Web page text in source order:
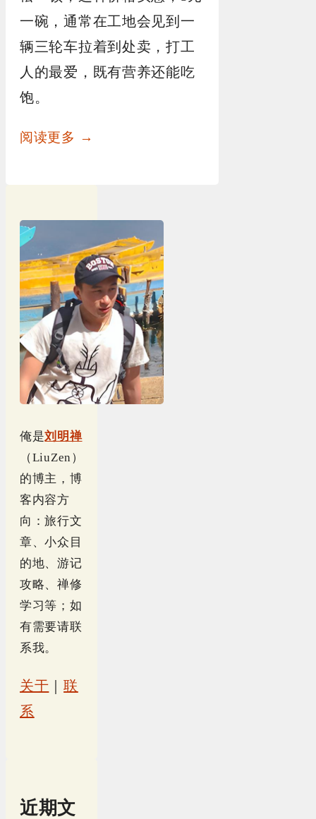
一碗，通常在工地会见到一
辆三轮车拉着到处卖，打工
人的最爱，既有营养还能吃
饱。
阅读更多 →
俺是刘明禅
（LiuZen）
的博主，博
客内容方
向：旅行文
章、小众目
的地、游记
攻略、禅修
学习等；如
有需要请联
系我。
关于 ｜联
系
近期文